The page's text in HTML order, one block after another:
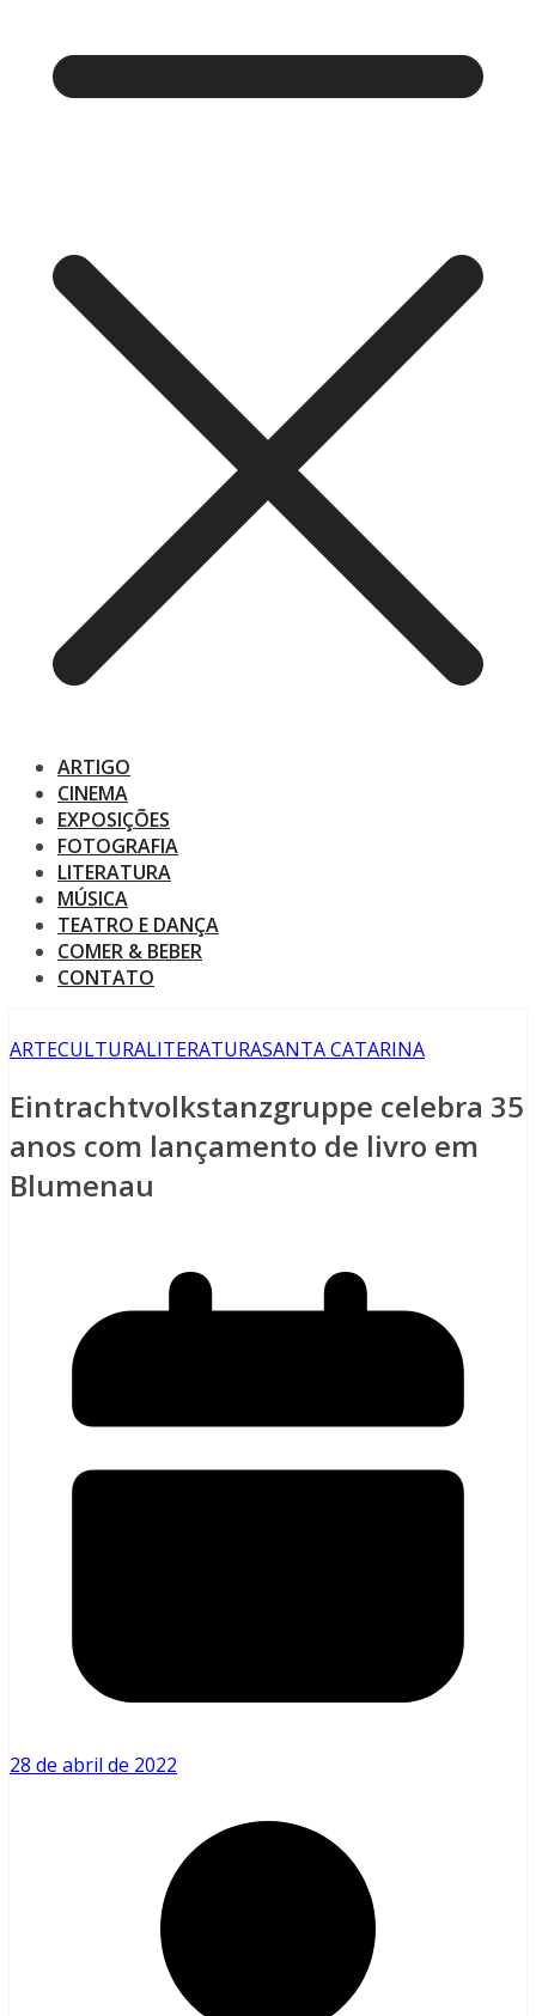
ARTIGO
CINEMA
EXPOSIÇÕES
FOTOGRAFIA
LITERATURA
MÚSICA
TEATRO E DANÇA
COMER & BEBER
CONTATO
ARTECULTURALITERATURASANTA CATARINA
Eintrachtvolkstanzgruppe celebra 35
anos com lançamento de livro em
Blumenau
28 de abril de 2022